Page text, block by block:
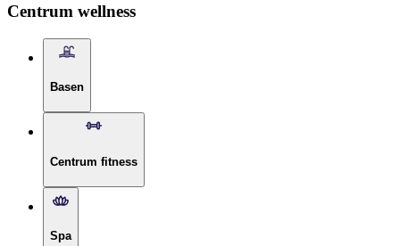
Centrum wellness
Basen
Centrum fitness
Spa